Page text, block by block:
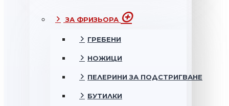
ЗА ФРИЗЬОРА
ГРЕБЕНИ
НОЖИЦИ
ПЕЛЕРИНИ ЗА ПОДСТРИГВАНЕ
БУТИЛКИ